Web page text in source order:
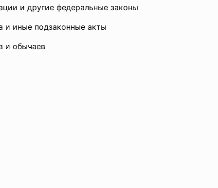
и другие федеральные законы
и иные подзаконные акты
и обычаев